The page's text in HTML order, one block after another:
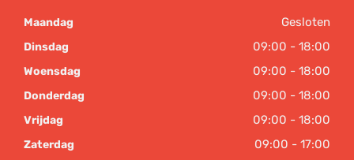
Maandag Gesloten
Dinsdag 09:00 - 18:00
Woensdag 09:00 - 18:00
Donderdag 09:00 - 18:00
Vrijdag 09:00 - 18:00
Zaterdag 09:00 - 17:00